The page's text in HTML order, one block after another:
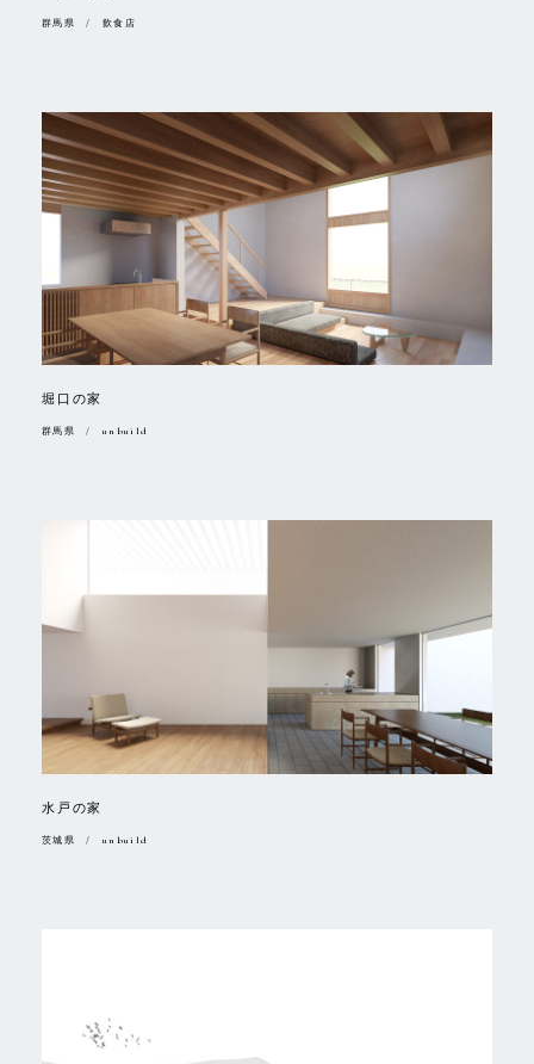
群馬県 / 飲食店
堀口の家
群馬県 / unbuild
水戸の家
茨城県 / unbuild